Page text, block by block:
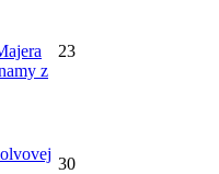
z
23
30